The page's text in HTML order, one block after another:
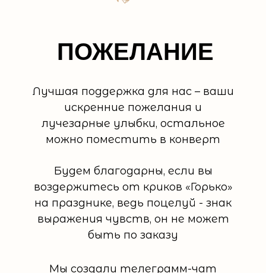
ПОЖЕЛАНИЕ
Лучшая поддержка для нас – ваши
искренние пожелания и
лучезарные улыбки, остальное
можно поместить в конверт
Будем благодарны, если вы
воздержитесь от криков «Горько»
на празднике, ведь поцелуй - знак
выражения чувств, он не может
быть по заказу
Мы создали телеграмм-чат